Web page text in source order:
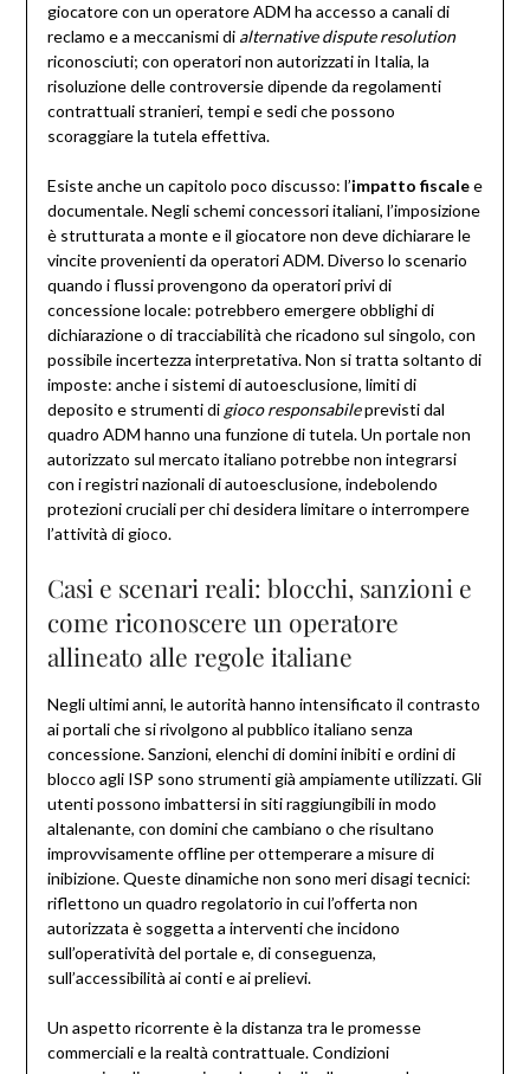
giocatore con un operatore ADM ha accesso a canali di
reclamo e a meccanismi di alternative dispute resolution
riconosciuti; con operatori non autorizzati in Italia, la
risoluzione delle controversie dipende da regolamenti
contrattuali stranieri, tempi e sedi che possono
scoraggiare la tutela effettiva.
Esiste anche un capitolo poco discusso: l’impatto fiscalee
documentale. Negli schemi concessori italiani, l’imposizione
è strutturata a monte e il giocatore non deve dichiarare le
vincite provenienti da operatori ADM. Diverso lo scenario
quando i flussi provengono da operatori privi di
concessione locale: potrebbero emergere obblighi di
dichiarazione o di tracciabilità che ricadono sul singolo, con
possibile incertezza interpretativa. Non si tratta soltanto di
imposte: anche i sistemi di autoesclusione, limiti di
deposito e strumenti di gioco responsabileprevisti dal
quadro ADM hanno una funzione di tutela. Un portale non
autorizzato sul mercato italiano potrebbe non integrarsi
con i registri nazionali di autoesclusione, indebolendo
protezioni cruciali per chi desidera limitare o interrompere
l’attività di gioco.
Casi e scenari reali: blocchi, sanzioni e
come riconoscere un operatore
allineato alle regole italiane
Negli ultimi anni, le autorità hanno intensificato il contrasto
ai portali che si rivolgono al pubblico italiano senza
concessione. Sanzioni, elenchi di domini inibiti e ordini di
blocco agli ISP sono strumenti già ampiamente utilizzati. Gli
utenti possono imbattersi in siti raggiungibili in modo
altalenante, con domini che cambiano o che risultano
improvvisamente offline per ottemperare a misure di
inibizione. Queste dinamiche non sono meri disagi tecnici:
riflettono un quadro regolatorio in cui l’offerta non
autorizzata è soggetta a interventi che incidono
sull’operatività del portale e, di conseguenza,
sull’accessibilità ai conti e ai prelievi.
Un aspetto ricorrente è la distanza tra le promesse
commerciali e la realtà contrattuale. Condizioni